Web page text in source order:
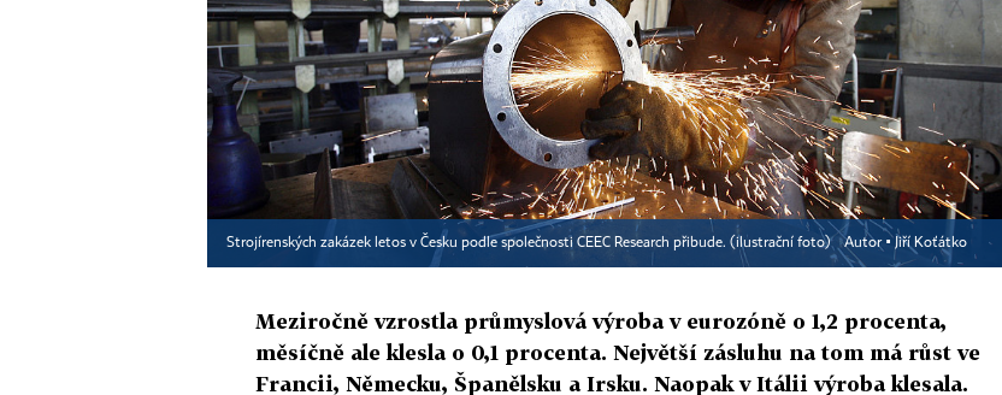
Strojírenských zakázek letos v Česku podle společnosti CEEC Research přibude. (ilustrační foto) Autor ▪ Jiří Koťátko
Meziročně vzrostla průmyslová výroba v eurozóně o 1,2 procenta,
měsíčně ale klesla o 0,1 procenta. Největší zásluhu na tom má růst ve
Francii, Německu, Španělsku a Irsku. Naopak v Itálii výroba klesala.